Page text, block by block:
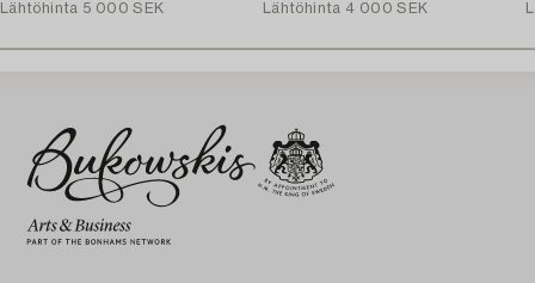
Lähtöhinta 5 000 SEK
Lähtöhinta 4 000 SEK